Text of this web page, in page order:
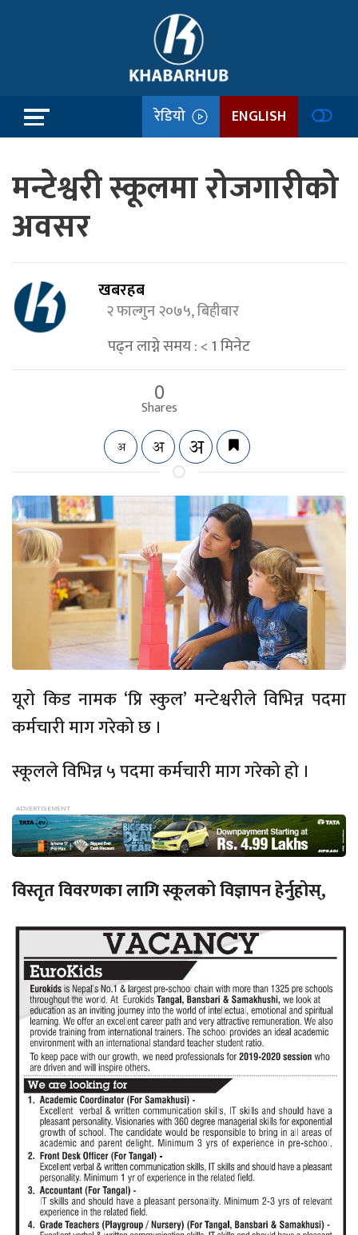
रेडियो ENGLISH
मन्टेश्वरी स्कूलमा रोजगारीको
अवसर
खबरहब
२ फाल्गुन २०७५, बिहीबार
पढ्न लाग्ने समय :< 1मिनेट
0
Shares
यूरो किड नामक ‘प्रि स्कुल’ मन्टेश्वरीले विभिन्न पदमा
कर्मचारी माग गरेको छ ।
स्कूलले विभिन्न ५ पदमा कर्मचारी माग गरेको हो ।
विस्तृत विवरणका लागि स्कूलको विज्ञापन हेर्नुहोस्,